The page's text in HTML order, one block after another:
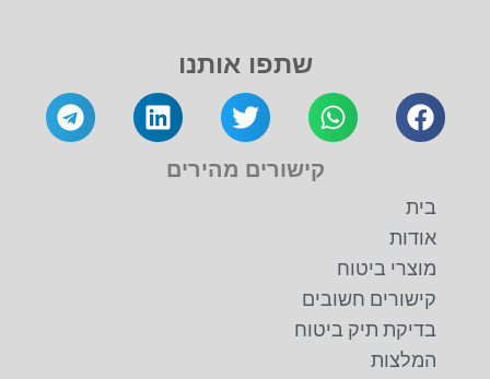
שתפו אותנו
קישורים מהירים
בית
אודות
מוצרי ביטוח
קישורים חשובים
בדיקת תיק ביטוח
המלצות